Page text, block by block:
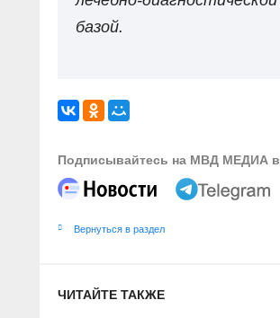
базой.
Подписывайтесь на МВД МЕДИА в
Вернуться в раздел
ЧИТАЙТЕ ТАКЖЕ